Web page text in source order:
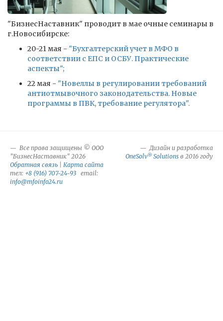
"БизнесНаставник" проводит в мае очные семинары в
г.Новосибирске:
20-21 мая - "Бухгалтерский учет в МФО в
соответствии с ЕПС и ОСБУ. Практические
аспекты";
22 мая - "Новеллы в регулировании требований
антиотмывочного законодательства. Новые
программы в ПВК, требование регулятора".
Все права защищены © ООО
"БизнесНаставник" 2026
Обратная связь
Карта сайта
тел: +8 (916) 707-24-93 email:
info@mfoinfo24.ru
Дизайн и разработка
OneSolv® Solutions в 2016 году